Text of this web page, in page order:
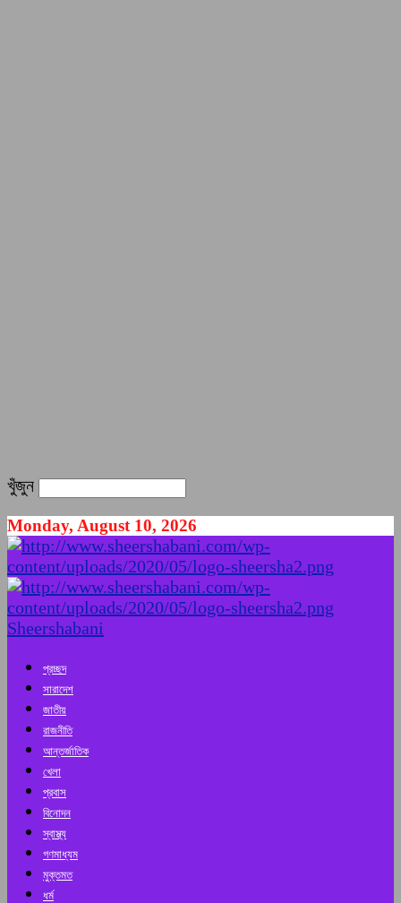
খুঁজুন
Monday, August 10, 2026
Sheershabani
প্রচ্ছদ
সারাদেশ
জাতীয়
রাজনীতি
আন্তর্জাতিক
খেলা
প্রবাস
বিনোদন
স্বাস্থ্য
গণমাধ্যম
মুক্তমত
ধর্ম